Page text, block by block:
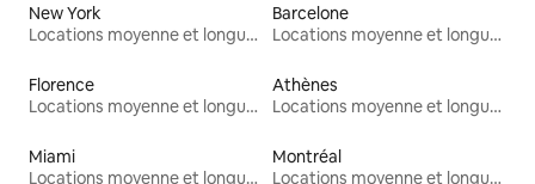
New York
Locations moyenne et longue durée
Barcelone
Locations moyenne et longue durée
Florence
Locations moyenne et longue durée
Athènes
Locations moyenne et longue durée
Miami
Locations moyenne et longue durée
Montréal
Locations moyenne et longue durée